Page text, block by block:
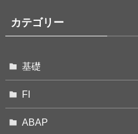
カテゴリー
基礎
FI
ABAP